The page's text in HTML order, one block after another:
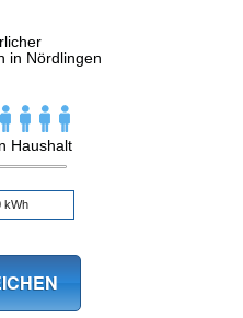
in Nördlingen
Haushalt